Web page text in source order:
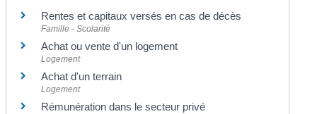
Rentes et capitaux versés en cas de décès
Famille - Scolarité
Achat ou vente d'un logement
Logement
Achat d'un terrain
Logement
Rémunération dans le secteur privé